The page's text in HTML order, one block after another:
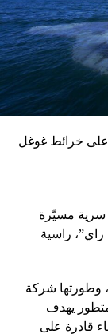
اضطهادات
العذراء
من الأسلحة
وفق ما أكد
قنابل زنة
مخاوف بشأن سقوط
ومفاجئة
بالمخيبة
على خرائط غوغل
سرية مسيّرة
راي”، راسية
وطورتها شركة
يهدف
قادرة على